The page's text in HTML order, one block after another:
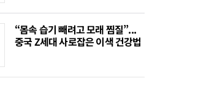
“몸속 습기 빼려고 모래 찜질”...
중국 Z세대 사로잡은 이색 건강법